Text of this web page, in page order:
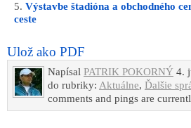
Výstavbe štadióna a obchodného
ceste
Ulož ako PDF
Napísal PATRIK POKORNÝ 4.
do rubriky: Aktuálne, Ďalšie
comments and pings are